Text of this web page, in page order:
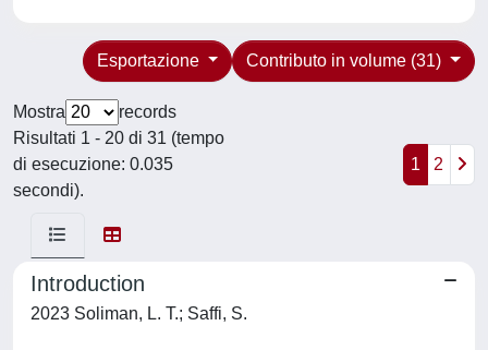
Contributo in volume (31)
Esportazione
Mostra
records
Risultati 1 - 20 di 31 (tempo
di esecuzione: 0.035
secondi).
1 2
Introduction
2023 Soliman, L. T.; Saffi, S.